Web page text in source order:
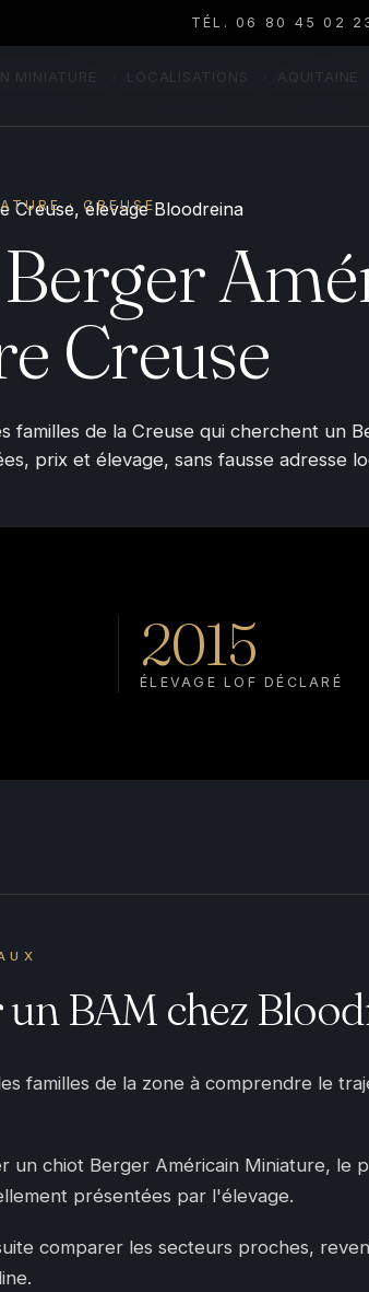
TÉL. 06 80 45 02
MINIATURE
· CREUSE
Creuse
familles de la Creuse qui cherchent un
prix et élevage, sans fausse adresse
2015
ÉLEVAGE LOF DÉCLARÉ
BAM chez
familles de la zone à comprendre le
un chiot Berger Américain Miniature, le
présentées par l'élevage.
comparer les secteurs proches,